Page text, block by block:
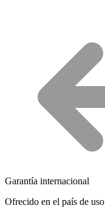
Garantía internacional
Ofrecido en el país de uso